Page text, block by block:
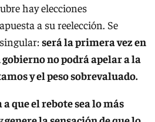
hay elecciones
a su reelección. Se
será la primera vez en
no podrá apelar a la
y el peso sobrevaluado.
que el rebote sea lo más